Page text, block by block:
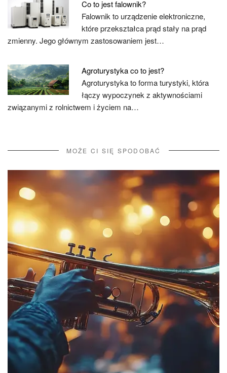
Co to jest falownik?
Falownik to urządzenie elektroniczne,
które przekształca prąd stały na prąd
zmienny. Jego głównym zastosowaniem jest…
Agroturystyka co to jest?
Agroturystyka to forma turystyki, która
łączy wypoczynek z aktywnościami
związanymi z rolnictwem i życiem na…
MOŻE CI SIĘ SPODOBAĆ